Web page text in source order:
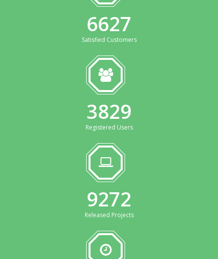
6627
Satisfied Customers
3829
Registered Users
9272
Released Projects